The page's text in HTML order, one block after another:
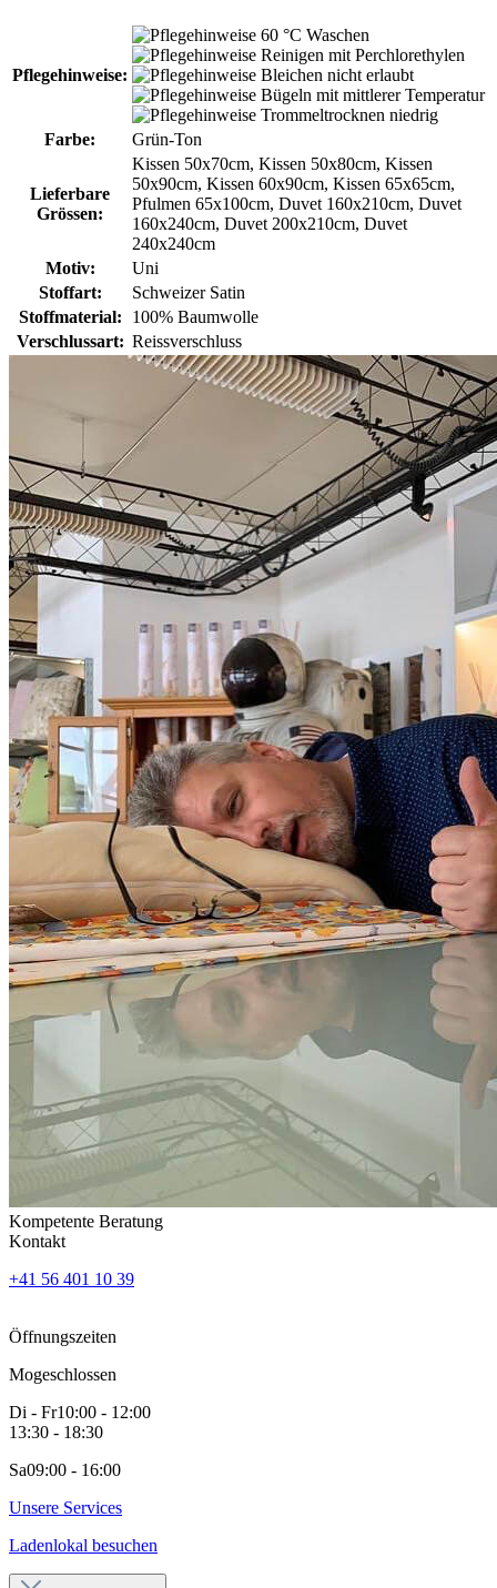
Pflegehinweise:
60 °C Waschen
Reinigen mit Perchlorethylen
Bleichen nicht erlaubt
Bügeln mit mittlerer Temperatur
Trommeltrocknen niedrig
Farbe:
Grün-Ton
Lieferbare
Grössen:
Kissen 50x70cm, Kissen 50x80cm, Kissen
50x90cm, Kissen 60x90cm, Kissen 65x65cm,
Pfulmen 65x100cm, Duvet 160x210cm, Duvet
160x240cm, Duvet 200x210cm, Duvet
240x240cm
Motiv:
Uni
Stoffart:
Schweizer Satin
Stoffmaterial:
100% Baumwolle
Verschlussart: Reissverschluss
Kompetente Beratung
Kontakt
+41 56 401 10 39
Öffnungszeiten
Mogeschlossen
Di - Fr10:00 - 12:00
13:30 - 18:30
Sa09:00 - 16:00
Unsere Services
Ladenlokal besuchen